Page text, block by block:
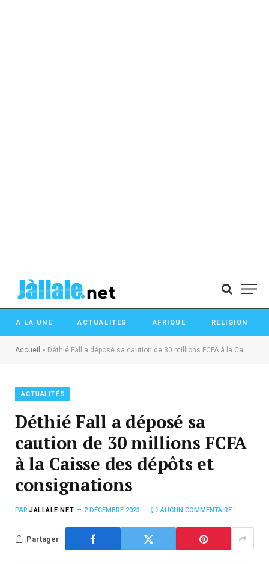
A LA UNE ACTUALITES AFRIQUE RELIGION
Accueil » Déthié Fall a déposé sa caution de 30 millions FCFA à la Caisse des dépôts et consignations
ACTUALITÉS
Déthié Fall a déposé sa
caution de 30 millions FCFA
à la Caisse des dépôts et
consignations
PAR JALLALE.NET 2 DÉCEMBRE 2023 AUCUN COMMENTAIRE
Partager